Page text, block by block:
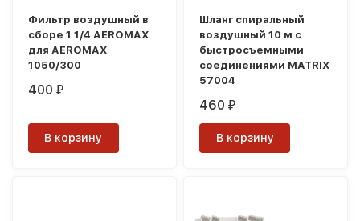
Фильтр воздушный в
сборе 1 1/4 AEROMAX
для AEROMAX
1050/300
400₽
В корзину
Шланг спиральный
воздушный 10 м с
быстросъемными
соединениями MATRIX
57004
460₽
В корзину